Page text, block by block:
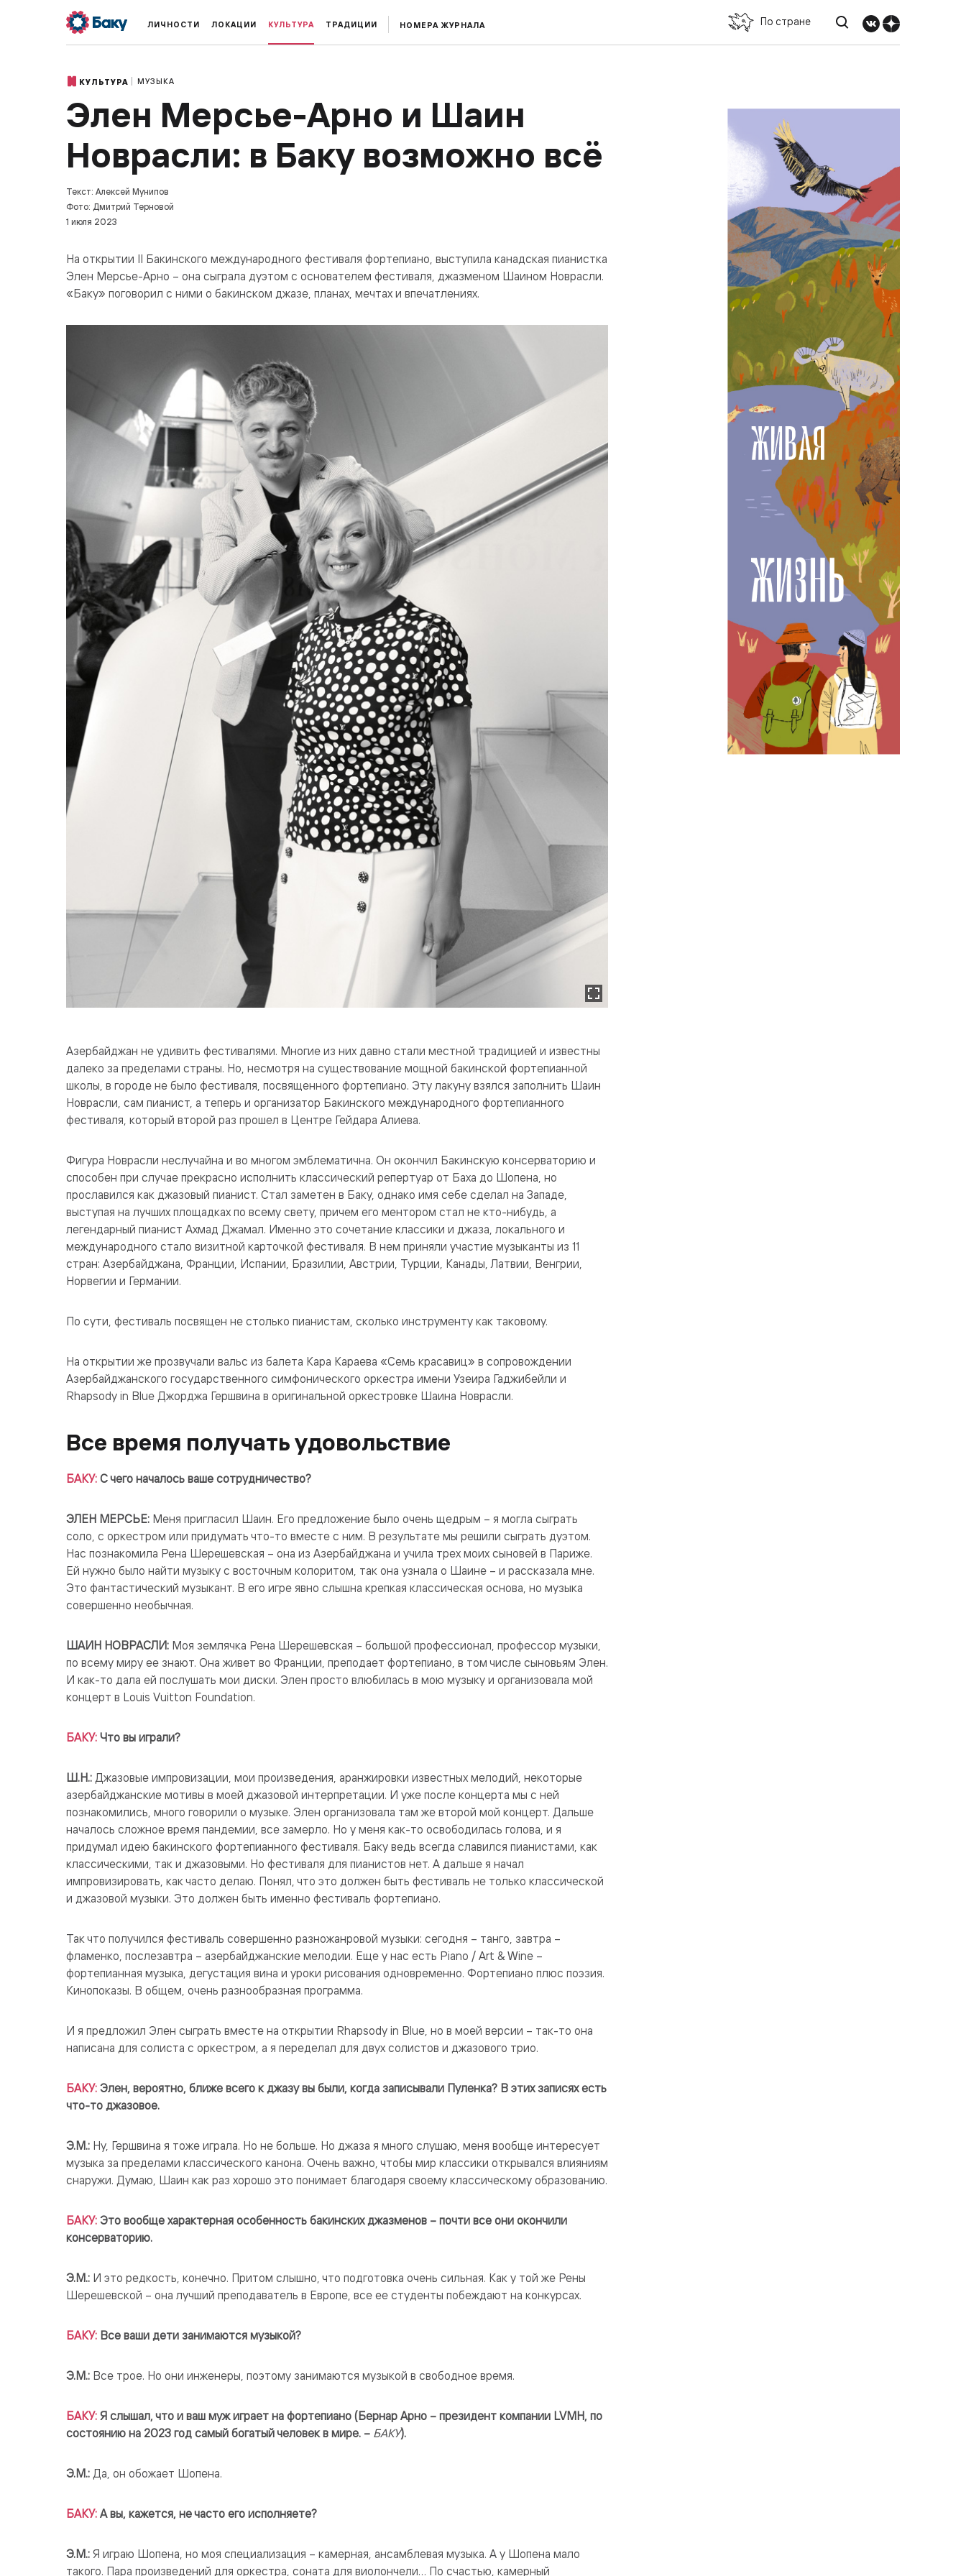
ЛИЧНОСТИ ЛОКАЦИИ КУЛЬТУРА ТРАДИЦИИ НОМЕРА ЖУРНАЛА По стране
КУЛЬТУРА МУЗЫКА
Элен Мерсье-Арно и Шаин
Новрасли: в Баку возможно всё
Текст: Алексей Мунипов
Фото: Дмитрий Терновой
1 июля 2023
На открытии II Бакинского международного фестиваля фортепиано, выступила канадская пианистка
Элен Мерсье-Арно – она сыграла дуэтом с основателем фестиваля, джазменом Шаином Новрасли.
«Баку» поговорил с ними о бакинском джазе, планах, мечтах и впечатлениях.
Азербайджан не удивить фестивалями. Многие из них давно стали местной традицией и известны
далеко за пределами страны. Но, несмотря на существование мощной бакинской фортепианной
школы, в городе не было фестиваля, посвященного фортепиано. Эту лакуну взялся заполнить Шаин
Новрасли, сам пианист, а теперь и организатор Бакинского международного фортепианного
фестиваля, который второй раз прошел в Центре Гейдара Алиева.
Фигура Новрасли неслучайна и во многом эмблематична. Он окончил Бакинскую консерваторию и
способен при случае прекрасно исполнить классический репертуар от Баха до Шопена, но
прославился как джазовый пианист. Стал заметен в Баку, однако имя себе сделал на Западе,
выступая на лучших площадках по всему свету, причем его ментором стал не кто-нибудь, а
легендарный пианист Ахмад Джамал. Именно это сочетание классики и джаза, локального и
международного стало визитной карточкой фестиваля. В нем приняли участие музыканты из 11
стран: Азербайджана, Франции, Испании, Бразилии, Австрии, Турции, Канады, Латвии, Венгрии,
Норвегии и Германии.
По сути, фестиваль посвящен не столько пианистам, сколько инструменту как таковому.
На открытии же прозвучали вальс из балета Кара Караева «Семь красавиц» в сопровождении
Азербайджанского государственного симфонического оркестра имени Узеира Гаджибейли и
Rhapsody in Blue Джорджа Гершвина в оригинальной оркестровке Шаина Новрасли.
Все время получать удовольствие
БАКУ: С чего началось ваше сотрудничество?
ЭЛЕН МЕРСЬЕ: Меня пригласил Шаин. Его предложение было очень щедрым – я могла сыграть
соло, с оркестром или придумать что-то вместе с ним. В результате мы решили сыграть дуэтом.
Нас познакомила Рена Шерешевская – она из Азербайджана и учила трех моих сыновей в Париже.
Ей нужно было найти музыку с восточным колоритом, так она узнала о Шаине – и рассказала мне.
Это фантастический музыкант. В его игре явно слышна крепкая классическая основа, но музыка
совершенно необычная.
ШАИН НОВРАСЛИ: Моя землячка Рена Шерешевская – большой профессионал, профессор музыки,
по всему миру ее знают. Она живет во Франции, преподает фортепиано, в том числе сыновьям Элен.
И как-то дала ей послушать мои диски. Элен просто влюбилась в мою музыку и организовала мой
концерт в Louis Vuitton Foundation.
БАКУ: Что вы играли?
Ш.Н.: Джазовые импровизации, мои произведения, аранжировки известных мелодий, некоторые
азербайджанские мотивы в моей джазовой интерпретации. И уже после концерта мы с ней
познакомились, много говорили о музыке. Элен организовала там же второй мой концерт. Дальше
началось сложное время пандемии, все замерло. Но у меня как-то освободилась голова, и я
придумал идею бакинского фортепианного фестиваля. Баку ведь всегда славился пианистами, как
классическими, так и джазовыми. Но фестиваля для пианистов нет. А дальше я начал
импровизировать, как часто делаю. Понял, что это должен быть фестиваль не только классической
и джазовой музыки. Это должен быть именно фестиваль фортепиано.
Так что получился фестиваль совершенно разножанровой музыки: сегодня – танго, завтра –
фламенко, послезавтра – азербайджанские мелодии. Еще у нас есть Piano / Art & Wine –
фортепианная музыка, дегустация вина и уроки рисования одновременно. Фортепиано плюс поэзия.
Кинопоказы. В общем, очень разнообразная программа.
И я предложил Элен сыграть вместе на открытии Rhapsody in Blue, но в моей версии – так-то она
написана для солиста с оркестром, а я переделал для двух солистов и джазового трио.
БАКУ: Элен, вероятно, ближе всего к джазу вы были, когда записывали Пуленка? В этих записях есть
что-то джазовое.
Э.М.: Ну, Гершвина я тоже играла. Но не больше. Но джаза я много слушаю, меня вообще интересует
музыка за пределами классического канона. Очень важно, чтобы мир классики открывался влияниям
снаружи. Думаю, Шаин как раз хорошо это понимает благодаря своему классическому образованию.
БАКУ: Это вообще характерная особенность бакинских джазменов – почти все они окончили
консерваторию.
Э.М.: И это редкость, конечно. Притом слышно, что подготовка очень сильная. Как у той же Рены
Шерешевской – она лучший преподаватель в Европе, все ее студенты побеждают на конкурсах.
БАКУ: Все ваши дети занимаются музыкой?
Э.М.: Все трое. Но они инженеры, поэтому занимаются музыкой в свободное время.
БАКУ: Я слышал, что и ваш муж играет на фортепиано (Бернар Арно – президент компании LVMH, по
состоянию на 2023 год самый богатый человек в мире. – БАКУ).
Э.М.: Да, он обожает Шопена.
БАКУ: А вы, кажется, не часто его исполняете?
Э.М.: Я играю Шопена, но моя специализация – камерная, ансамблевая музыка. А у Шопена мало
такого. Пара произведений для оркестра, соната для виолончели… По счастью, камерный